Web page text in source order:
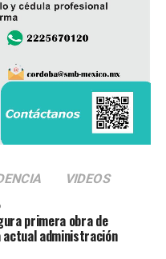
que este tipo de
de mejoramiento
ejecuta durante el
de renovar redes de
útil y atender una de
VIDEOS
primera obra de
actual administración